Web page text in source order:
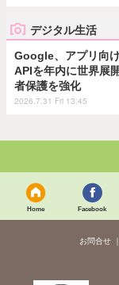
デジタル生活
Google、アプリ向
APIを年内に世界展
者保護を強化
2026.7.31 Fri 13:45
Home Facebook
お問合せ